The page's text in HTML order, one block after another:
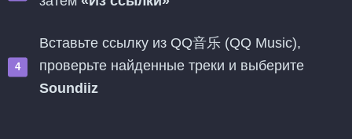
Вставьте ссылку из QQ音乐 (QQ Music),
проверьте найденные треки и выберите
Soundiiz